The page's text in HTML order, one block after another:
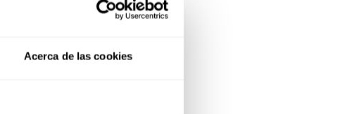
Acerca de las cookies